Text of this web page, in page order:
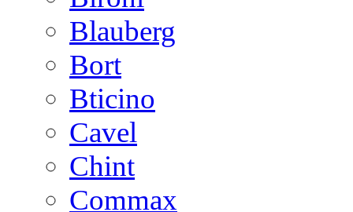
Blauberg
Bort
Bticino
Cavel
Chint
Commax